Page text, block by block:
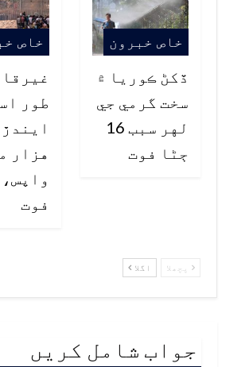
خاص خبرون
ڏکڻ ڪوريا ۾
سخت گرمي جي
لهر سبب 16
ڄڻا فوت
خاص
طور
هزار
فوت
پچھلا اگلا
جواب شامل کریں